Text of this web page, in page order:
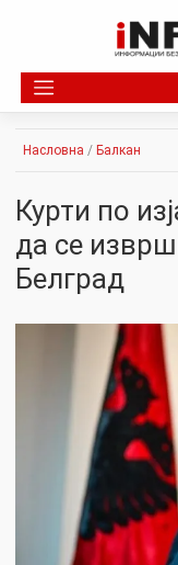
Насловна / Балкан
Курти по
да се
Белград